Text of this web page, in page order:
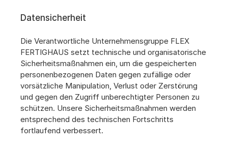
Datensicherheit
Die Verantwortliche Unternehmensgruppe FLEX
FERTIGHAUS setzt technische und organisatorische
Sicherheitsmaßnahmen ein, um die gespeicherten
personenbezogenen Daten gegen zufällige oder
vorsätzliche Manipulation, Verlust oder Zerstörung
und gegen den Zugriff unberechtigter Personen zu
schützen. Unsere Sicherheitsmaßnahmen werden
entsprechend des technischen Fortschritts
fortlaufend verbessert.